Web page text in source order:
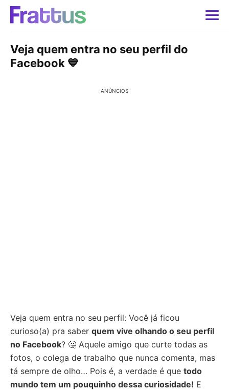
Veja quem entra no seu perfil do
Facebook 💙
ANÚNCIOS
Veja quem entra no seu perfil: Você já ficou
curioso(a) pra saber quem vive olhando o seu perfil
no Facebook? 🤔 Aquele amigo que curte todas as
fotos, o colega de trabalho que nunca comenta, mas
tá sempre de olho… Pois é, a verdade é que todo
mundo tem um pouquinho dessa curiosidade! E